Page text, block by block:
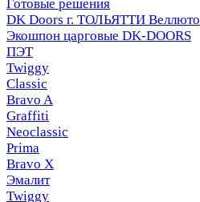
Готовые решения
DK Doors г. ТОЛЬЯТТИ Веллюто
Экошпон царговые DK-DOORS
ПЭТ
Twiggy
Classic
Bravo A
Graffiti
Neoclassic
Prima
Bravo X
Эмалит
Twiggy